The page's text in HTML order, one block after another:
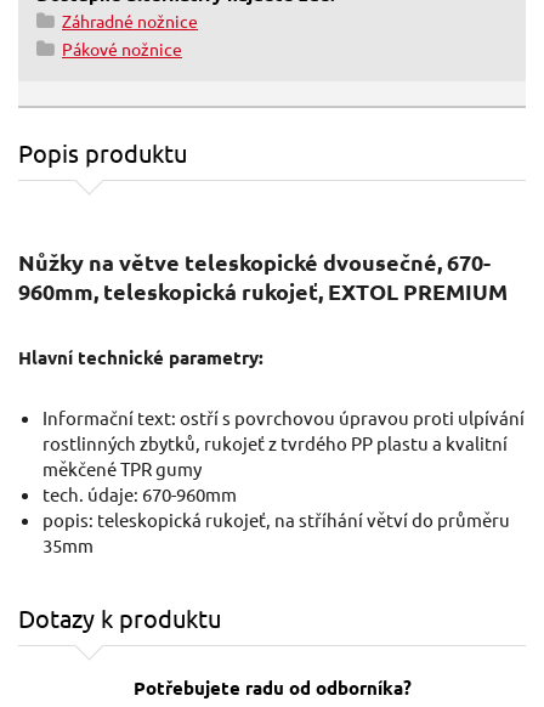
Záhradné nožnice
Pákové nožnice
Popis produktu
Nůžky na větve teleskopické dvousečné, 670-
960mm, teleskopická rukojeť, EXTOL PREMIUM
Hlavní technické parametry:
Informační text: ostří s povrchovou úpravou proti ulpívání
rostlinných zbytků, rukojeť z tvrdého PP plastu a kvalitní
měkčené TPR gumy
tech. údaje: 670-960mm
popis: teleskopická rukojeť, na stříhání větví do průměru
35mm
Dotazy k produktu
Potřebujete radu od odborníka?